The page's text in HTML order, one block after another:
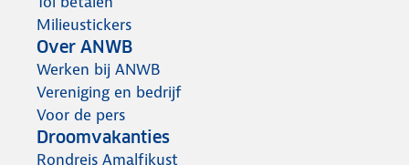
Milieustickers
Over ANWB
Werken bij ANWB
Vereniging en bedrijf
Voor de pers
Droomvakanties
Rondreis Amalfikust